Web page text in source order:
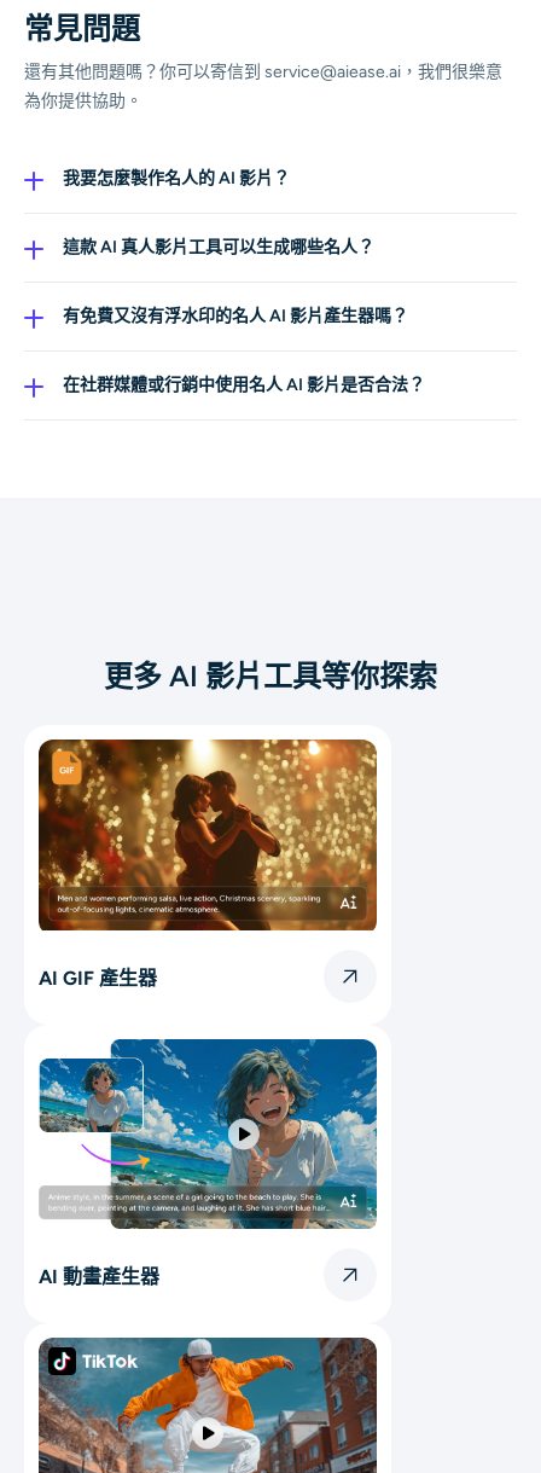
常見問題
還有其他問題嗎？你可以寄信到 service@aiease.ai，我們很樂意
為你提供協助。
我要怎麼製作名人的 AI 影片？
片。只要上傳照片或輸入簡短文字提示，我們的 AI 引擎就
這款 AI 真人影片工具可以生成哪些名人？
典巨星或當紅明星。你也可以透過我們的 AI 真人產生器，
有免費又沒有浮水印的名人 AI 影片產生器嗎？
級方案，取得無浮水印、HD 輸出與完整功能。
在社群媒體或行銷中使用名人 AI 影片是否合法？
更多 AI 影片工具等你探索
AI GIF 產生器
AI 動畫產生器